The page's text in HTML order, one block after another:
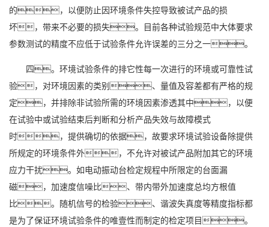
的，以便防止因环境条件失控导致被试产品的损
坏，带来不必要的损失。目前各种试验规范中大体要求
参数测试的精度不应低于试验条件允许误差的三分之一。
四。环境试验条件的排它性每一次进行的环境或可靠性试
验，对环境因素的类别、量值及容差都有严格的规
定，并排除非试验所需的环境因素渗透其中，以便
在试验中或试验结束后判断和分析产品失效与故障模式
时，提供确切的依据，故要求环境试验设备除提供
所规定的环境条件外，不允许对被试产品附加其它的环境
应力干扰。如电动振动台检定规程中所限定的台面漏
磁，加速度信噪比、带内带外加速度总均方根值
比。随机信号的检验、谐波失真度等精度指标都
是为了保证环境试验条件的唯壹性而制定的检定项目。